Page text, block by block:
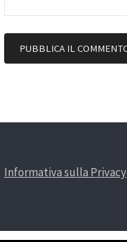
Informativa sulla Privacy